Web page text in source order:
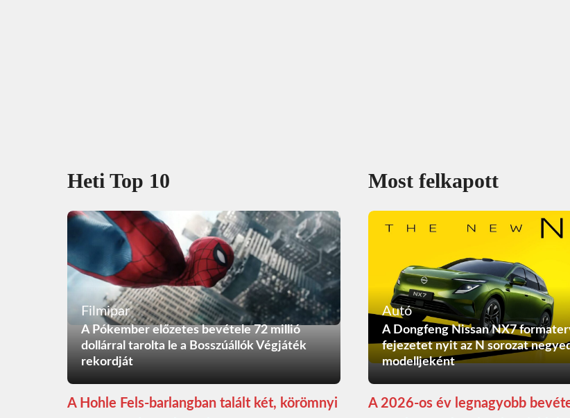
Heti Top 10
Filmipar
A Pókember előzetes bevétele 72 millió
dollárral tarolta le a Bosszúállók Végjáték
rekordját
A Hohle Fels-barlangban talált két, körömnyi
Most felkapott
Autó
A Dongfeng Nissan NX7
fejezetet nyit az N sorozat
modelljeként
A 2026-os év legnagyobb